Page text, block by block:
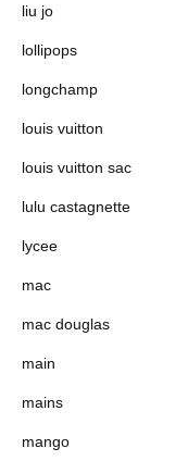
liu jo
lollipops
longchamp
louis vuitton
louis vuitton sac
lulu castagnette
lycee
mac
mac douglas
main
mains
mango